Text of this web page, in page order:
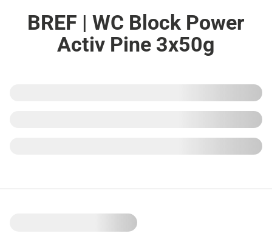
BREF | WC Block Power
Activ Pine 3x50g